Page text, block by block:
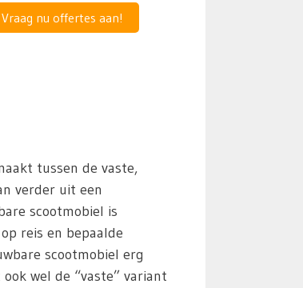
Vraag nu offertes aan!
tussen de vaste,
verder uit een
scootmobiel is
reis en bepaalde
scootmobiel erg
wel de “vaste” variant